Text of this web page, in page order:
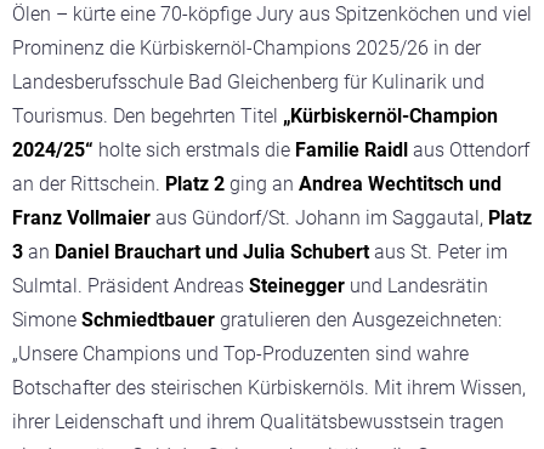
Ölen – kürte eine 70-köpfige Jury aus Spitzenköchen und viel
Prominenz die Kürbiskernöl-Champions 2025/26 in der
Landesberufsschule Bad Gleichenberg für Kulinarik und
Tourismus. Den begehrten Titel „Kürbiskernöl-Champion
2024/25“ holte sich erstmals die Familie Raidl aus Ottendorf
an der Rittschein. Platz 2 ging an Andrea Wechtitsch und
Franz Vollmaier aus Gündorf/St. Johann im Saggautal, Platz
3 an Daniel Brauchart und Julia Schubertaus St. Peter im
Sulmtal. Präsident Andreas Steinegger und Landesrätin
Simone Schmiedtbauer gratulieren den Ausgezeichneten:
„Unsere Champions und Top-Produzenten sind wahre
Botschafter des steirischen Kürbiskernöls. Mit ihrem Wissen,
ihrer Leidenschaft und ihrem Qualitätsbewusstsein tragen